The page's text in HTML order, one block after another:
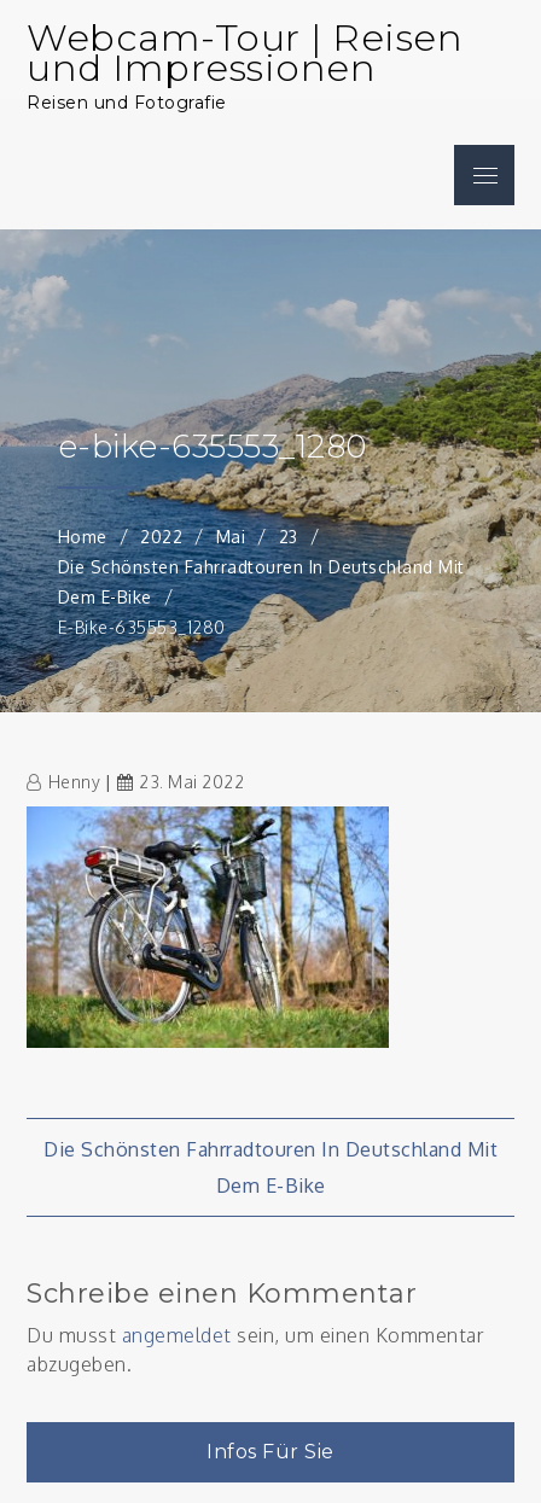
content
Webcam-Tour | Reisen
und Impressionen
Reisen und Fotografie
Menu
e-bike-635553_1280
Home 2022 Mai
23
Die Schönsten Fahrradtouren In Deutschland Mit
Dem E-Bike
E-Bike-635553_1280
Henny 23. Mai 2022
Beitragsnavigation
Die Schönsten Fahrradtouren In Deutschland Mit
Dem E-Bike
Schreibe einen Kommentar
Du musst angemeldet sein, um einen Kommentar
abzugeben.
Infos Für Sie